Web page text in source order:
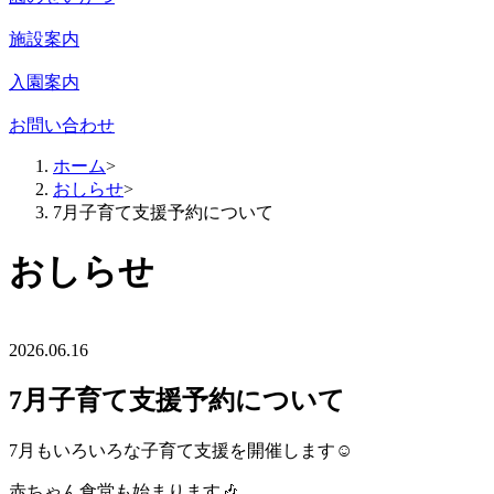
施設案内
入園案内
お問い合わせ
ホーム>
おしらせ>
7月子育て支援予約について
おしらせ
2026.06.16
7月子育て支援予約について
7月もいろいろな子育て支援を開催します☺️